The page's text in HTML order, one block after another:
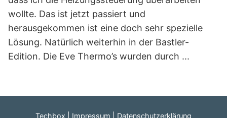
wollte. Das ist jetzt passiert und
herausgekommen ist eine doch sehr spezielle
Lösung. Natürlich weiterhin in der Bastler-
Edition. Die Eve Thermo’s wurden durch ...
Techbox Impressum Datenschutzerklärung